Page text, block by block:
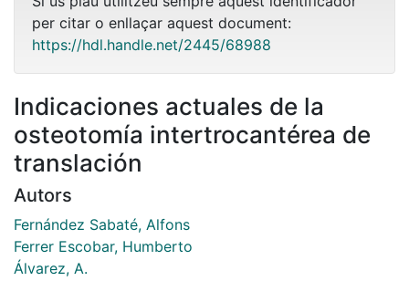
per citar o enllaçar aquest document:
https://hdl.handle.net/2445/68988
Indicaciones actuales de la
osteotomía intertrocantérea de
translación
Autors
Fernández Sabaté, Alfons
Ferrer Escobar, Humberto
Álvarez, A.